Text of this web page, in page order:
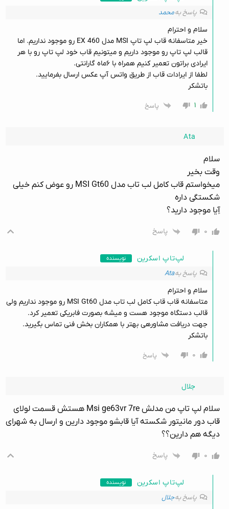
پاسخ بهمحمد
سلام و احترام
خیر متاسفانه قاب لپ تاپ MSI مدل EX 460 رو موجود نداریم. اما
قالب لپ تاپ رو موجود داریم و میتونیم قاب خود لپ تاپ رو با هر
ایرادی براتون تعمیر کنیم همراه با ۶ماه گارانتی.
لطفا از ایرادات قاب از طریق واتس آپ عکس ارسال بفرمایید.
باتشکر
۱
پاسخ
Ata
سلام
وقت بخیر
میخواستم قاب کامل لب تاب مدل MSI Gt60 رو عوض کنم خیلی
شکستگی داره
آِیا موجود دارید؟
۰ پاسخ
لپ‌تاپ اسکرین نویسنده
پاسخ بهAta
سلام و احترام
متاسفانه قاب قاب کامل لب تاب مدل MSI Gt60 رو موجود نداریم ولی
قالب دستگاه موجود هست و میشه بصورت فابریکی تعمیر کرد.
جهت دریافت مشاورهی بهتر با همکاران بخش فنی تماس بگیرید.
باتشکر
۰
پاسخ
جلال
سلام لپ تاپ من مدلش Msi ge63vr 7re هستش قسمت لولای
قاب دور مانیتور شکسته آیا قابشو موجود دارین و ارسال به شهرای
دیگه هم دارین؟؟
۰ پاسخ
لپ‌تاپ اسکرین نویسنده
پاسخ بهجلال